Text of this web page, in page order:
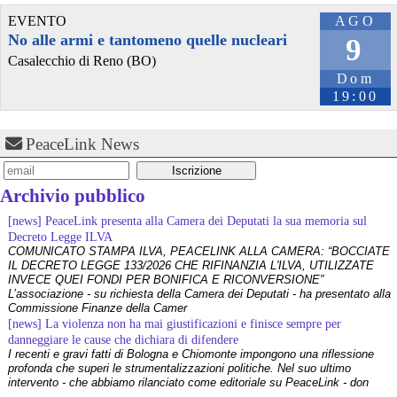
@huffpost_es - 30/6/2026 3:41
🏛️  ■ Entrevista a Alicia Armesto, la periodista española detenida
en Libia durante un mes por participar en la flotilla: "En Israel me
cobré lo mío, pero los golpes pueden disociarse; en Libia, estaba
huffingtonpost.es/politica/ent
#israel #libia #palestina
AGO
9
Dom
19:00
EVENTO
No alle armi e tantomeno quelle nucleari
Casalecchio di Reno (BO)
PeaceLink News
Archivio pubblico
[news] PeaceLink presenta alla Camera dei Deputati la sua memoria sul
Decreto Legge ILVA
COMUNICATO STAMPA ILVA, PEACELINK ALLA CAMERA: “BOCCIATE
IL DECRETO LEGGE 133/2026 CHE RIFINANZIA L'ILVA, UTILIZZATE
INVECE QUEI FONDI PER BONIFICA E RICONVERSIONE”
L’associazione - su richiesta della Camera dei Deputati - ha presentato alla
Commissione Finanze della Camer
[news] La violenza non ha mai giustificazioni e finisce sempre per
danneggiare le cause che dichiara di difendere
I recenti e gravi fatti di Bologna e Chiomonte impongono una riflessione
profonda che superi le strumentalizzazioni politiche. Nel suo ultimo
intervento - che abbiamo rilanciato come editoriale su PeaceLink - don